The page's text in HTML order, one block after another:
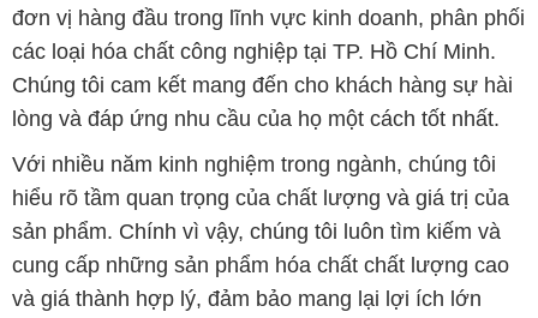
Với nhiều năm kinh nghiệm trong ngành, chúng tôi
hiểu rõ tầm quan trọng của chất lượng và giá trị của
sản phẩm. Chính vì vậy, chúng tôi luôn tìm kiếm và
cung cấp những sản phẩm hóa chất chất lượng cao
và giá thành hợp lý, đảm bảo mang lại lợi ích lớn
nhất cho khách hàng.
Chúng tôi coi trọng uy tín trong kinh doanh và luôn
đặt tiêu chí "kinh doanh nhưng không tách rời khỏi uy
tín" lên hàng đầu. Mỗi sản phẩm mà chúng tôi cung